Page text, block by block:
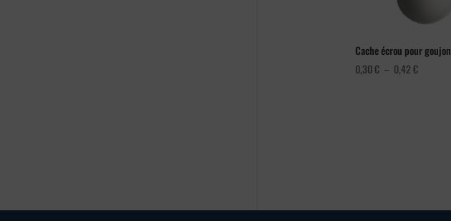
Cache écrou pour goujon
0,30€ – 0,42€Plage